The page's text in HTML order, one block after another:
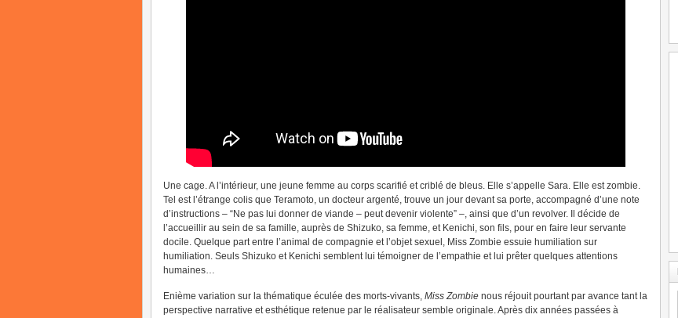
Une cage. A l’intérieur, une jeune femme au corps scarifié et criblé de bleus. Elle s’appelle Sara. Elle est zombie.
Tel est l’étrange colis que Teramoto, un docteur argenté, trouve un jour devant sa porte, accompagné d’une note
d’instructions – “Ne pas lui donner de viande – peut devenir violente” –, ainsi que d’un revolver. Il décide de
l’accueillir au sein de sa famille, auprès de Shizuko, sa femme, et Kenichi, son fils, pour en faire leur servante
docile. Quelque part entre l’animal de compagnie et l’objet sexuel, Miss Zombie essuie humiliation sur
humiliation. Seuls Shizuko et Kenichi semblent lui témoigner de l’empathie et lui prêter quelques attentions
humaines…
Enième variation sur la thématique éculée des morts-vivants, Miss Zombie nous réjouit pourtant par avance tant la
perspective narrative et esthétique retenue par le réalisateur semble originale. Après dix années passées à